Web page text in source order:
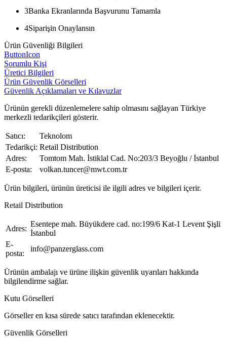
3Banka Ekranlarında Başvurunu Tamamla
4Siparişin Onaylansın
Ürün Güvenliği Bilgileri
ButtonIcon
Sorumlu Kişi
Üretici Bilgileri
Ürün Güvenlik Görselleri
Güvenlik Açıklamaları ve Kılavuzlar
Ürünün gerekli düzenlemelere sahip olmasını sağlayan Türkiye
merkezli tedarikçileri gösterir.
Satıcı:
Teknolom
Tedarikçi: Retail Distribution
Adres:
Tomtom Mah. İstiklal Cad. No:203/3 Beyoğlu / İstanbul
E-posta:
volkan.tuncer@mwt.com.tr
Ürün bilgileri, ürünün üreticisi ile ilgili adres ve bilgileri içerir.
Retail Distribution
Adres:
Esentepe mah. Büyükdere cad. no:199/6 Kat-1 Levent Şişli
İstanbul
E-
posta:
info@panzerglass.com
Ürünün ambalajı ve ürüne ilişkin güvenlik uyarıları hakkında
bilgilendirme sağlar.
Kutu Görselleri
Görseller en kısa sürede satıcı tarafından eklenecektir.
Güvenlik Görselleri